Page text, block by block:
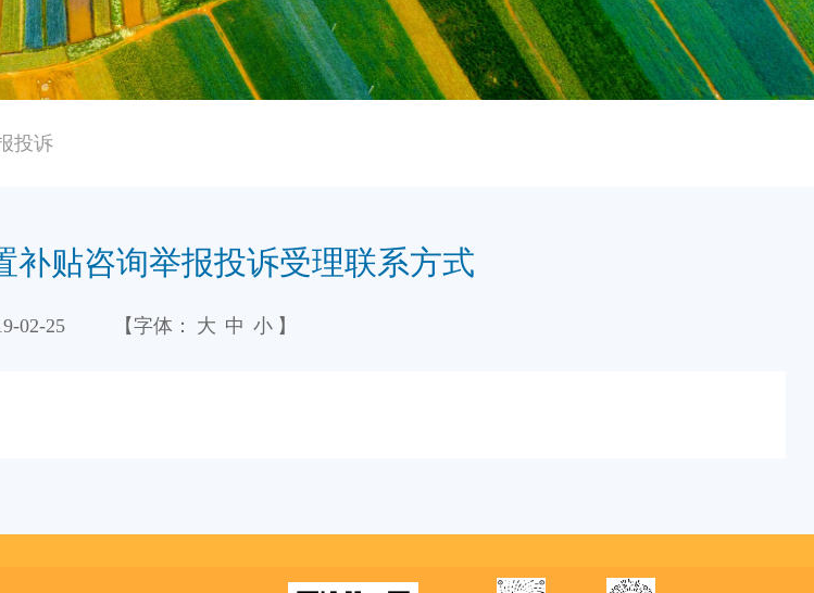
投诉
补贴咨询举报投诉受理联系方式
02-25 【字体： 大 中 小 】